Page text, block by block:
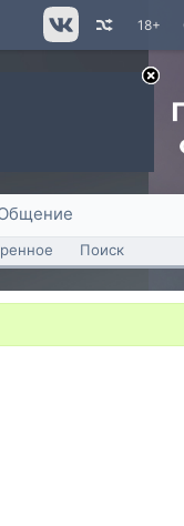
18+
Поиск